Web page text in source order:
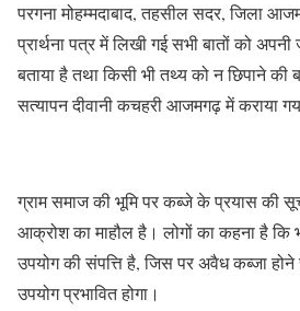
परगना मोहम्मदाबाद, तहसील सदर, जिला
प्रार्थना पत्र में लिखी गई सभी बातों को
बताया है तथा किसी भी तथ्य को न छिपाने की
सत्यापन दीवानी कचहरी आजमगढ़ में कराया
ग्राम समाज की भूमि पर कब्जे के प्रयास की
आक्रोश का माहौल है। लोगों का कहना है कि
उपयोग की संपत्ति है, जिस पर अवैध कब्जा होने
उपयोग प्रभावित होगा।